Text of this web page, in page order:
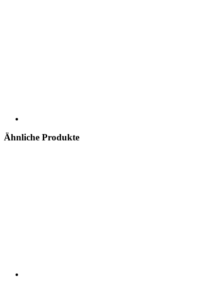
Ähnliche Produkte